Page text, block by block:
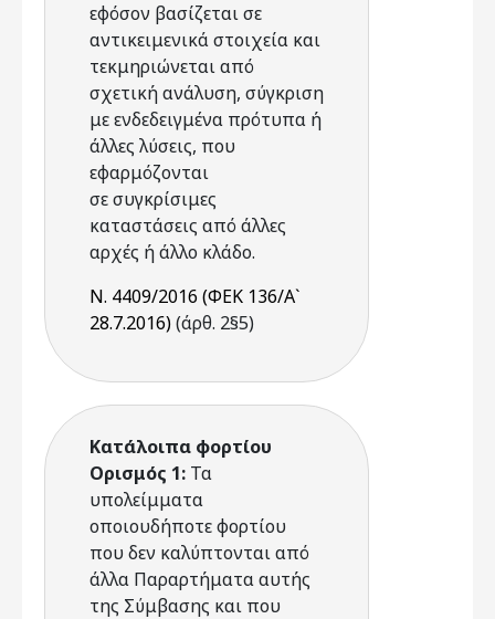
εφόσον βασίζεται σε
αντικειμενικά στοιχεία και
τεκμηριώνεται από
σχετική ανάλυση, σύγκριση
με ενδεδειγμένα πρότυπα ή
άλλες λύσεις, που
εφαρμόζονται
σε συγκρίσιμες
καταστάσεις από άλλες
αρχές ή άλλο κλάδο.
Ν. 4409/2016 (ΦΕΚ 136/Α`
28.7.2016)(άρθ. 2§5)
Κατάλοιπα φορτίου
Ορισμός 1: Τα
υπολείμματα
οποιουδήποτε φορτίου
που δεν καλύπτονται από
άλλα Παραρτήματα αυτής
της Σύμβασης και που